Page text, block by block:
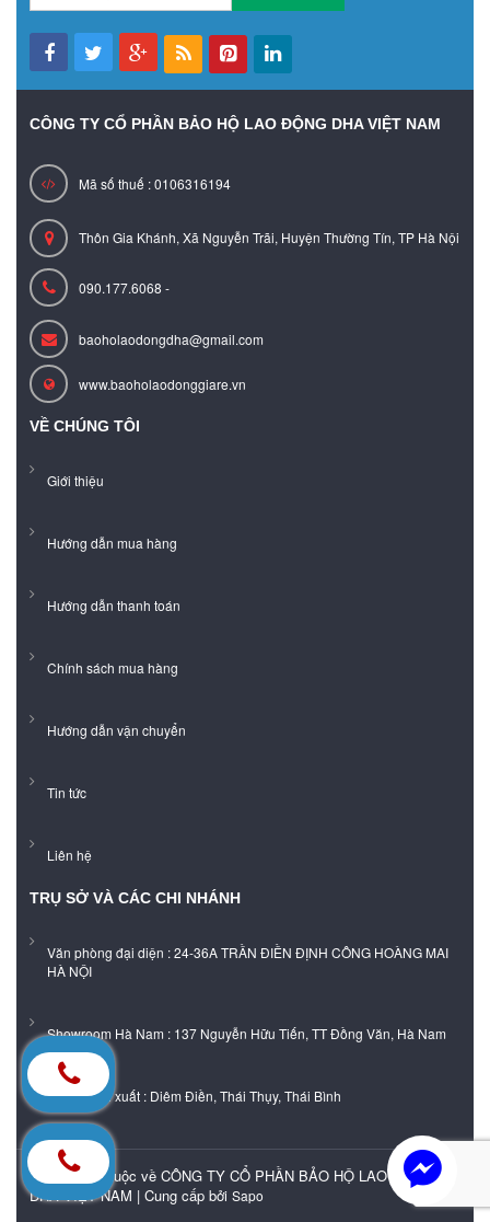
CÔNG TY CỔ PHẦN BẢO HỘ LAO ĐỘNG DHA VIỆT NAM
Mã số thuế : 0106316194
Thôn Gia Khánh, Xã Nguyễn Trãi, Huyện Thường Tín, TP Hà Nội
090.177.6068 -
baoholaodongdha@gmail.com
www.baoholaodonggiare.vn
VỀ CHÚNG TÔI
Giới thiệu
Hướng dẫn mua hàng
Hướng dẫn thanh toán
Chính sách mua hàng
Hướng dẫn vận chuyển
Tin tức
Liên hệ
TRỤ SỞ VÀ CÁC CHI NHÁNH
Văn phòng đại diện : 24-36A TRẦN ĐIỀN ĐỊNH CÔNG HOÀNG MAI
HÀ NỘI
Showroom Hà Nam : 137 Nguyễn Hữu Tiến, TT Đồng Văn, Hà Nam
Xưởng sản xuất : Diêm Điền, Thái Thụy, Thái Bình
Bản quyền thuộc về CÔNG TY CỔ PHẦN BẢO HỘ LAO ĐỘNG
DHA VIỆT NAM | Cung cấp bởi Sapo